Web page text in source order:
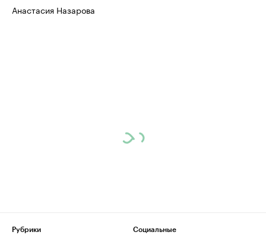
Анастасия Назарова
Рубрики
Социальные